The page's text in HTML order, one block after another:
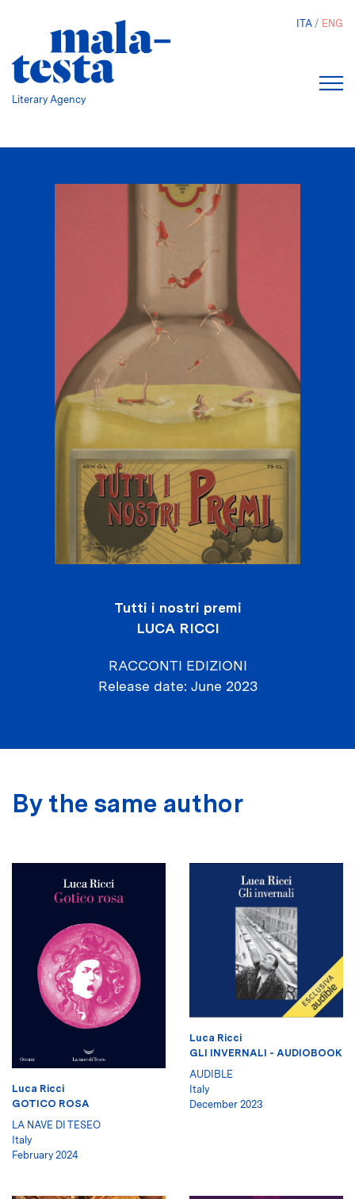
Literary Agency
ITA ENG
Tutti i nostri premi
LUCA RICCI
RACCONTI EDIZIONI
Release date June 2023
By the same author
Luca Ricci
GOTICO ROSA
LA NAVE DI TESEO
Italy
February 2024
Luca Ricci
GLI INVERNALI - AUDIOBOOK
AUDIBLE
Italy
December 2023